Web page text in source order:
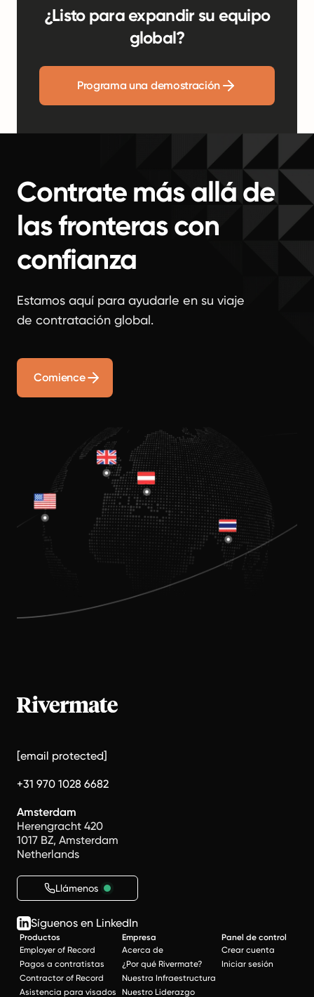
¿Listo para expandir su equipo
global?
Programa una demostración
Contrate más allá de
las fronteras con
confianza
Estamos aquí para ayudarle en su viaje
de contratación global.
Comience
[email protected]
+31 970 1028 6682
Amsterdam
Herengracht 420
1017 BZ, Amsterdam
Netherlands
Llámenos
Síguenos en LinkedIn
Productos
Employer of Record
Pagos a contratistas
Contractor of Record
Asistencia para visados
Empresa
Acerca de
¿Por qué Rivermate?
Nuestra Infraestructura
Nuestro Liderazgo
Panel de control
Crear cuenta
Iniciar sesión